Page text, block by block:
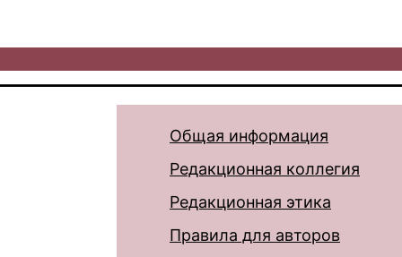
Общая информация
Редакционная коллегия
Редакционная этика
Правила для авторов